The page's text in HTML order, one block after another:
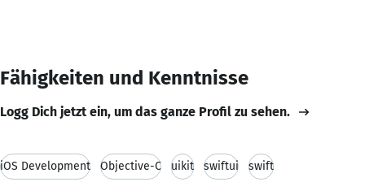
Fähigkeiten und Kenntnisse
Logg Dich jetzt ein, um das ganze Profil zu sehen.
iOS Development Objective-C uikit swiftui swift